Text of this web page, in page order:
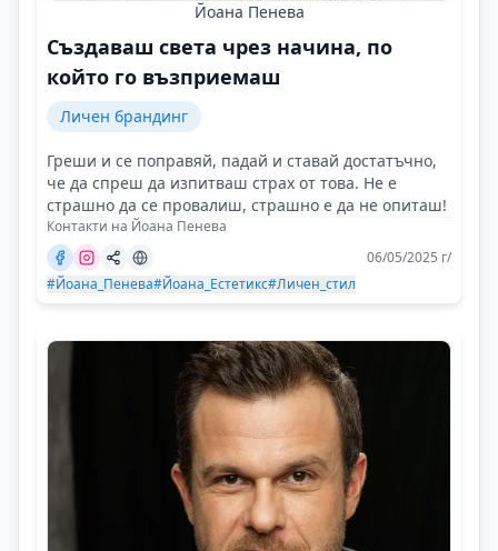
Йоана Пенева
Създаваш света чрез начина, по
който го възприемаш
Личен брандинг
Греши и се поправяй, падай и ставай достатъчно,
че да спреш да изпитваш страх от това. Не е
страшно да се провалиш, страшно е да не опиташ!
Контакти на Йоана Пенева
06/05/2025 г/
#Йоана_Пенева#Йоана_Естетикс#Личен_стил